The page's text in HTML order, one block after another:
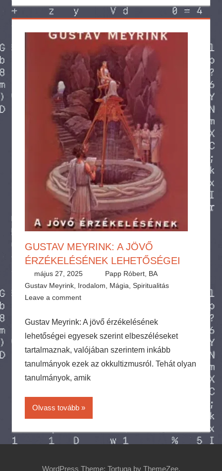
GUSTAV MEYRINK: A JÖVŐ
ÉRZÉKELÉSÉNEK LEHETŐSÉGEI
május 27, 2025
Papp Róbert, BA
Gustav Meyrink, Irodalom, Mágia, Spiritualitás
Leave a comment
Gustav Meyrink: A jövő érzékelésének
lehetőségei egyesek szerint elbeszéléseket
tartalmaznak, valójában szerintem inkább
tanulmányok ezek az okkultizmusról. Tehát olyan
tanulmányok, amik
Olvass tovább
WordPress Theme: Tortuga by ThemeZee.